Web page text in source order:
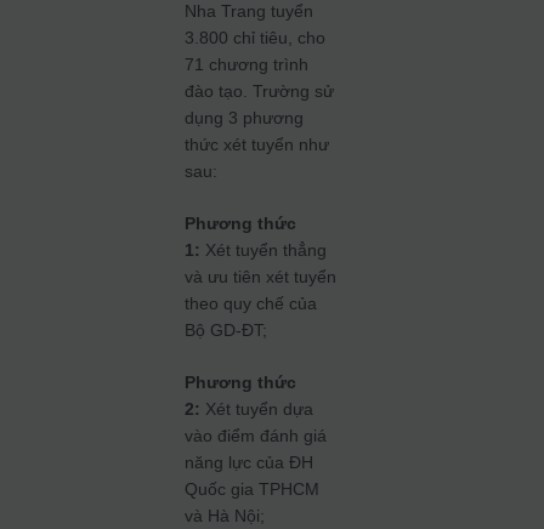
Nha Trang tuyển
3.800 chỉ tiêu, cho
71 chương trình
đào tạo. Trường sử
dụng 3 phương
thức xét tuyển như
sau:
Phương thức
1: Xét tuyển thẳng
và ưu tiên xét tuyển
theo quy chế của
Bộ GD-ĐT;
Phương thức
2: Xét tuyển dựa
vào điểm đánh giá
năng lực của ĐH
Quốc gia TPHCM
và Hà Nội;